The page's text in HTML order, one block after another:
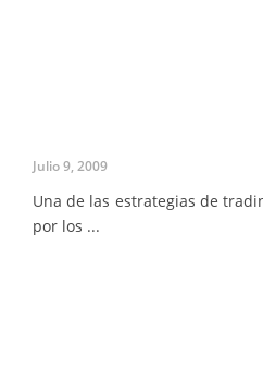
Julio 9, 2009
Una de las estrategias de
por los ...